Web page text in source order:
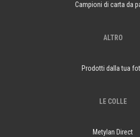
Campioni di carta da
ALTRO
Prodotti dalla tua
LE COLLE
Metylan Direct